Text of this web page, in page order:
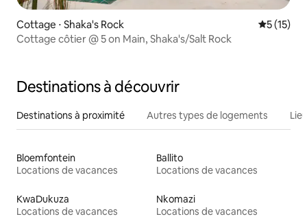
Cottage ⋅ Shaka's Rock
5 (15)
Cottage côtier @ 5 on Main, Shaka's/Salt Rock
Destinations à découvrir
Destinations à proximité Autres types de logements
Bloemfontein
Locations de vacances
Ballito
Locations de vacances
KwaDukuza
Locations de vacances
Nkomazi
Locations de vacances